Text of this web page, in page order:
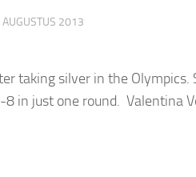
AUGUSTUS 2013
taking silver in the Olympics.
in just one round. Valentina